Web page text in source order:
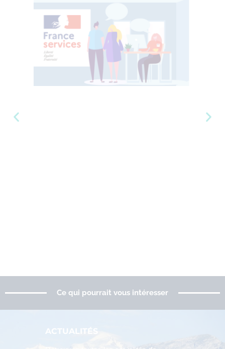
Ce qui pourrait vous intéresser
ACTUALITÉS